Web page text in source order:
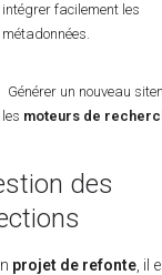
intégrer facilement les
métadonnées.
Générer un nouveau
les moteurs de
des
projet de refonte , il